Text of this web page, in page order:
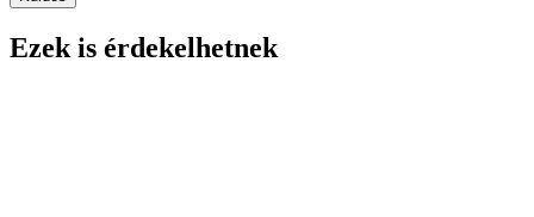
Ezek is érdekelhetnek